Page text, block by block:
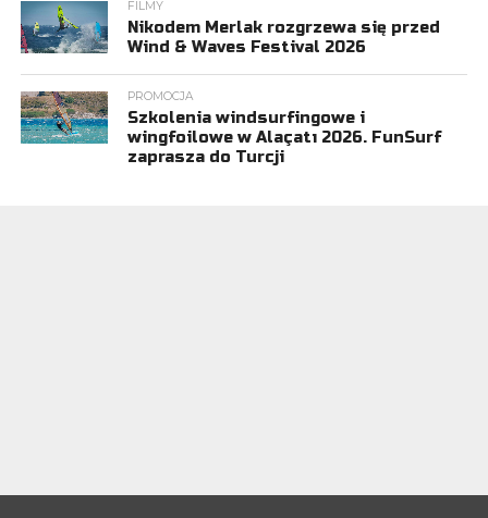
FILMY
Nikodem Merlak rozgrzewa się przed
Wind & Waves Festival 2026
PROMOCJA
Szkolenia windsurfingowe i
wingfoilowe w Alaçatı 2026. FunSurf
zaprasza do Turcji